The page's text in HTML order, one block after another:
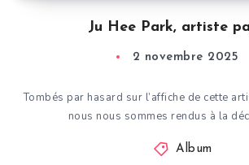
Ju Hee Park, artiste
2 novembre 2025
Tombés par hasard sur l’affiche de cette
nous nous sommes rendus à la
Album